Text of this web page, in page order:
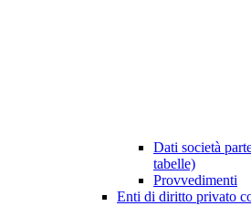
Dati società
tabelle)
Provvedimenti
Enti di diritto privato